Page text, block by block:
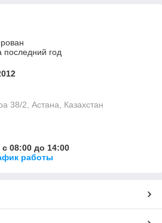
последний год
38/2, Астана, Казахстан
08:00 до 14:00
работы